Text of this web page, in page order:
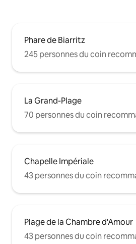
Phare de Biarritz
245 personnes du coin
La Grand-Plage
70 personnes du coin
Chapelle Impériale
43 personnes du coin
Plage de la Chambre d'Amour
43 personnes du coin